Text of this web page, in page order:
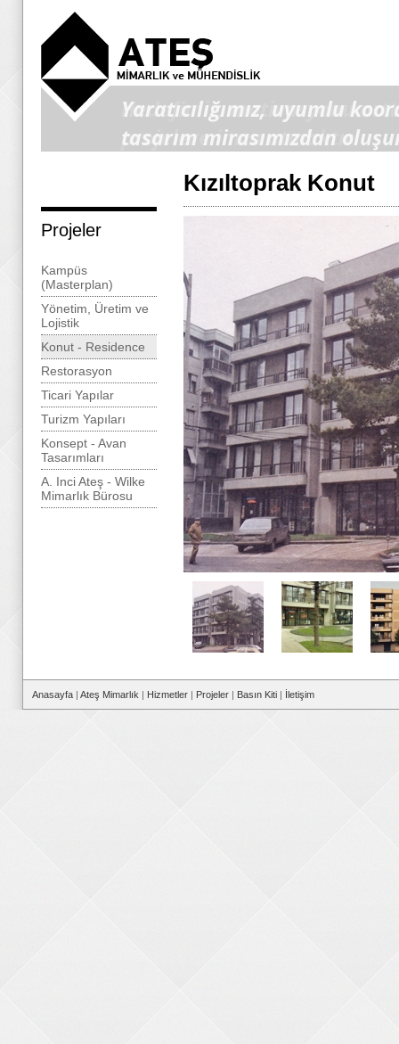
Yaratıcılığımız, uyumlu
tasarım mirasımızdan
Kızıltoprak Konut
Projeler
Kampüs
(Masterplan)
Yönetim, Üretim ve
Lojistik
Konut - Residence
Restorasyon
Ticari Yapılar
Turizm Yapıları
Konsept - Avan
Tasarımları
A. Inci Ateş - Wilke
Mimarlık Bürosu
Anasayfa | Ateş Mimarlık | Hizmetler | Projeler | Basın Kiti | İletişim